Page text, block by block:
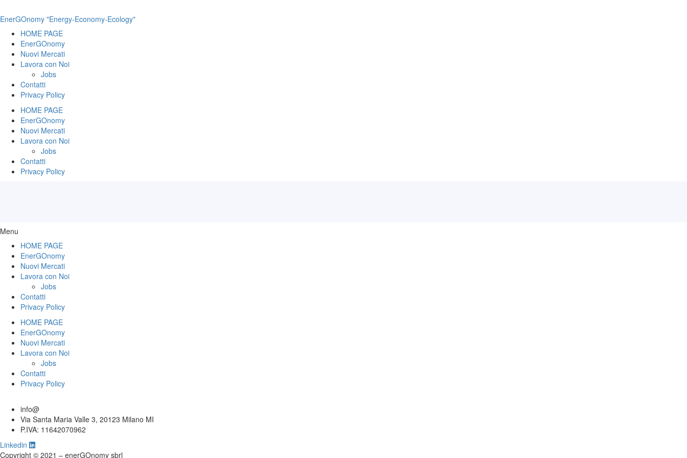
EnerGOnomy "Energy-Economy-Ecology"
HOME PAGE
EnerGOnomy
Nuovi Mercati
Lavora con Noi
Jobs
Contatti
Privacy Policy
HOME PAGE
EnerGOnomy
Nuovi Mercati
Lavora con Noi
Jobs
Contatti
Privacy Policy
Menu
HOME PAGE
EnerGOnomy
Nuovi Mercati
Lavora con Noi
Jobs
Contatti
Privacy Policy
HOME PAGE
EnerGOnomy
Nuovi Mercati
Lavora con Noi
Jobs
Contatti
Privacy Policy
info@
Via Santa Maria Valle 3, 20123 Milano MI
P.IVA: 11642070962
Linkedin
Copyright © 2021 – enerGOnomy sbrl